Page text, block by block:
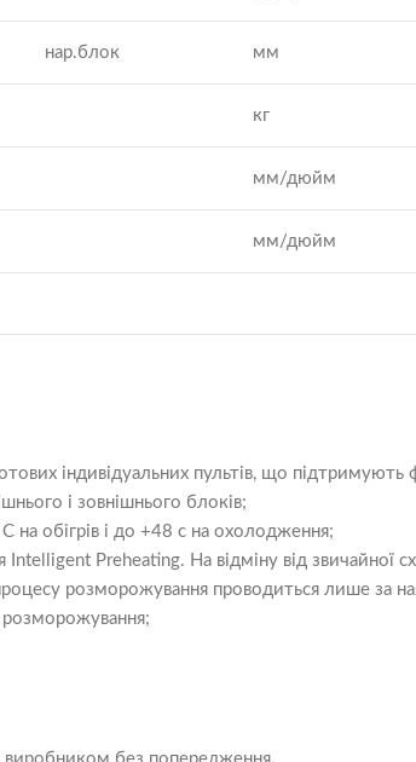
нар.блок мм
кг
мм/дюйм
мм/дюйм
індивідуальних пультів, що підтримують
і зовнішнього блоків;
обігрів і до +48 с на охолодження;
Preheating. На відміну від
розморожування проводиться лише за
розморожування;